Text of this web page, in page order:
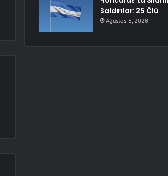
Saldırılar: 25 Ölü
Ağustos 5, 2026